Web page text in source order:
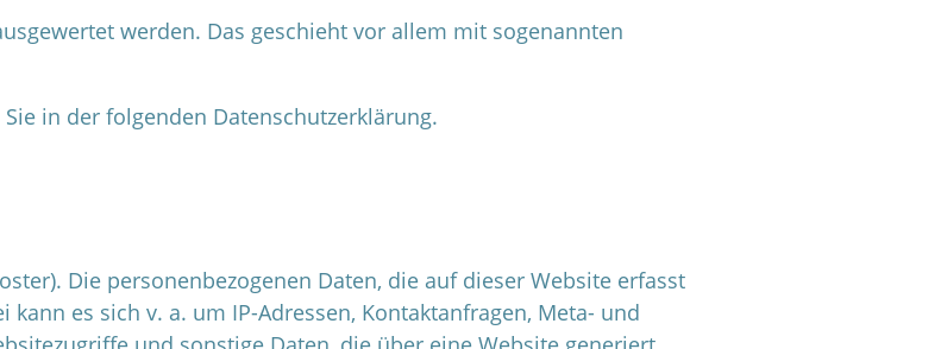
werden. Das geschieht vor allem mit sogenannten
in der folgenden Datenschutzerklärung.
Die personenbezogenen Daten, die auf dieser Website erfasst
es sich v. a. um IP-Adressen, Kontaktanfragen, Meta- und